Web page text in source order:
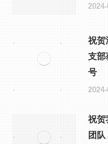
祝贺
支部
号
祝贺
团队